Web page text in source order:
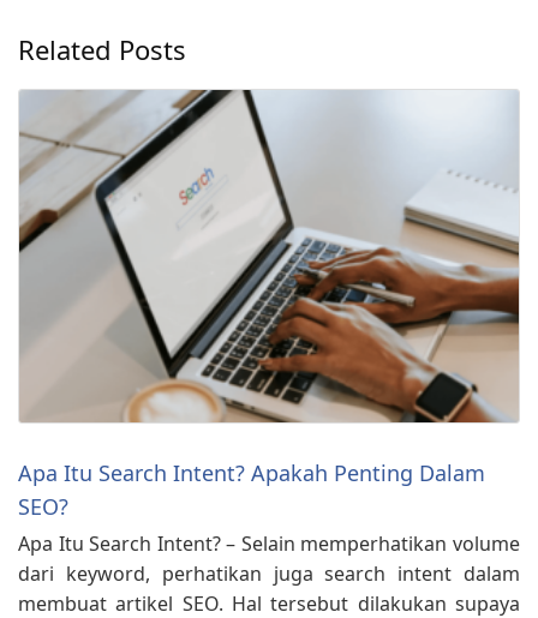
Related Posts
Apa Itu Search Intent? Apakah Penting Dalam
SEO?
Apa Itu Search Intent? – Selain memperhatikan volume
dari keyword, perhatikan juga search intent dalam
membuat artikel SEO. Hal tersebut dilakukan supaya